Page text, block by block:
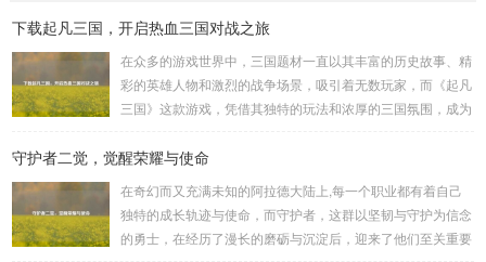
下载起凡三国，开启热血三国对战之旅
在众多的游戏世界中，三国题材一直以其丰富的历史故事、精
彩的英雄人物和激烈的战争场景，吸引着无数玩家，而《起凡
三国》这款游戏，凭借其独特的玩法和浓厚的三国氛围，成为
何进行起凡三国下载,开启一段热血的三国对战之旅。 《起凡
以化身为三国时期的知名将领，如勇猛无双的吕布、足智多谋
的诸葛亮、忠义双全的关羽等，率领自己的军队在战场上冲锋
陷阵、排兵布阵，游戏中的每一场战斗都充满了变...
守护者二觉，觉醒荣耀与使命
在奇幻而又充满未知的阿拉德大陆上,每一个职业都有着自己
独特的成长轨迹与使命，而守护者，这群以坚韧与守护为信念
的勇士，在经历了漫长的磨砺与沉淀后，迎来了他们至关重要